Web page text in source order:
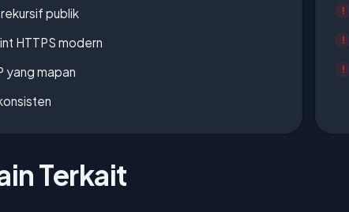
publik
HTTPS modern
yang mapan
Terkait